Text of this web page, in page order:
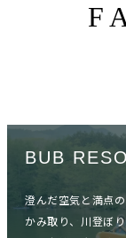
BUB
澄んだ空気と満点
かみ取り、川登ぼ